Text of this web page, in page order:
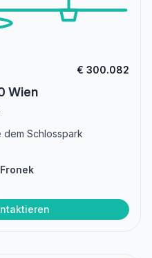
€ 300.082
Wien
dem Schlosspark